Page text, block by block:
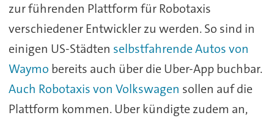
zur führenden Plattform für Robotaxis
verschiedener Entwickler zu werden. So sind in
einigen US-Städten selbstfahrende Autos von
Waymo bereits auch über die Uber-App buchbar.
Auch Robotaxis von Volkswagen sollen auf die
Plattform kommen. Uber kündigte zudem an,